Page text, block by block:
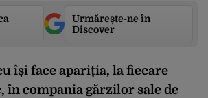
Urmărește-ne în
Discover
își face apariția, la fiecare
în compania gărzilor sale de